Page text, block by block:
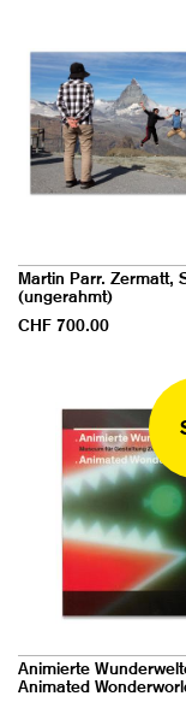
Martin Parr. Zermatt,
(ungerahmt)
CHF 700.00
Animierte
Animated